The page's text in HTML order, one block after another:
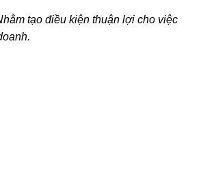
tạo điều kiện thuận lợi cho việc